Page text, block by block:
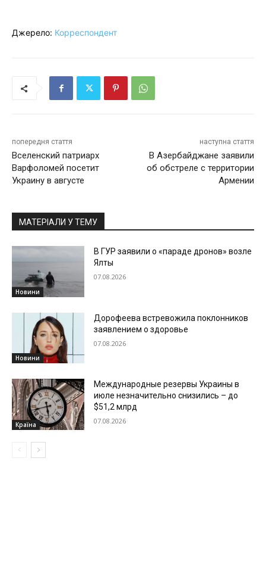
Джерело: Корреспондент
попередня стаття
Вселенский патриарх
Варфоломей посетит
Украину в августе
наступна стаття
В Азербайджане заявили
об обстреле с территории
Армении
МАТЕРІАЛИ У ТЕМУ
Новини
В ГУР заявили о «параде дронов» возле
Ялты
07.08.2026
Новини
Дорофеева встревожила поклонников
заявлением о здоровье
07.08.2026
Країна
Международные резервы Украины в
июле незначительно снизились – до
$51,2 млрд
07.08.2026